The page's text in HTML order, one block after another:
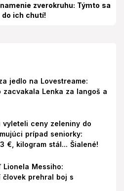
zverokruhu: Týmto sa
ich chutí!
jedlo na Lovestreame:
zacvakala Lenka za langoš a
vyleteli ceny zeleniny do
prípad seniorky:
€, kilogram stál... Šialené!
Lionela Messiho:
človek prehral boj s